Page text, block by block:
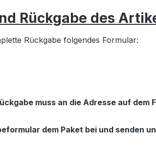
Rückgabe des
Rückgabe folgendes Formular:
muss an die Adresse auf dem
dem Paket bei und